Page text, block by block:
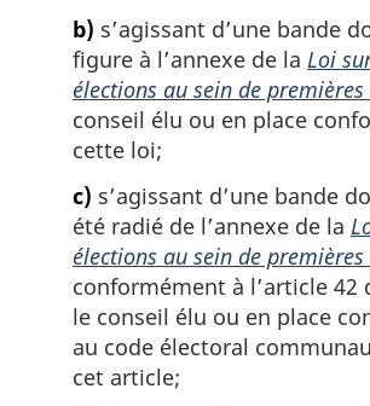
b) s’agissant d’une bande
figure à l’annexe de la Loi
élections au sein de
conseil élu ou en place
cette loi;
c) s’agissant d’une bande
été radié de l’annexe de la
élections au sein de
conformément à l’article 42
le conseil élu ou en place
au code électoral
cet article;